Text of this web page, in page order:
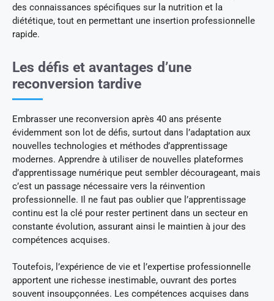
des connaissances spécifiques sur la nutrition et la
diététique, tout en permettant une insertion professionnelle
rapide.
Les défis et avantages d’une
reconversion tardive
Embrasser une reconversion après 40 ans présente
évidemment son lot de défis, surtout dans l’adaptation aux
nouvelles technologies et méthodes d’apprentissage
modernes. Apprendre à utiliser de nouvelles plateformes
d’apprentissage numérique peut sembler décourageant, mais
c’est un passage nécessaire vers la réinvention
professionnelle. Il ne faut pas oublier que l’apprentissage
continu est la clé pour rester pertinent dans un secteur en
constante évolution, assurant ainsi le maintien à jour des
compétences acquises.
Toutefois, l’expérience de vie et l’expertise professionnelle
apportent une richesse inestimable, ouvrant des portes
souvent insoupçonnées. Les compétences acquises dans